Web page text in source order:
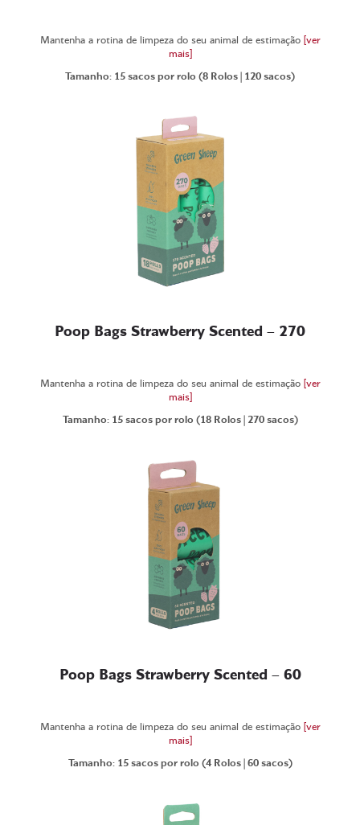
Mantenha a rotina de limpeza do seu animal de estimação [ver
mais]
Tamanho: 15 sacos por rolo (8 Rolos | 120 sacos)
Poop Bags Strawberry Scented – 270
Mantenha a rotina de limpeza do seu animal de estimação [ver
mais]
Tamanho: 15 sacos por rolo (18 Rolos | 270 sacos)
Poop Bags Strawberry Scented – 60
Mantenha a rotina de limpeza do seu animal de estimação [ver
mais]
Tamanho: 15 sacos por rolo (4 Rolos | 60 sacos)